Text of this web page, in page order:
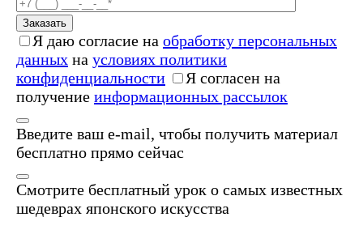
Заказать
Я даю согласие на обработку персональных
данных на условиях политики
конфиденциальности
Я согласен на
получение информационных рассылок
Введите ваш e-mail, чтобы получить материал
бесплатно прямо сейчас
Смотрите бесплатный урок о самых известных
шедеврах японского искусства